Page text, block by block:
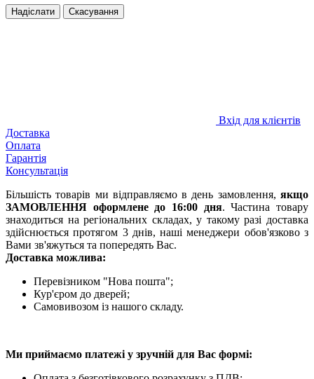
Надіслати Скасування
Вхід для клієнтів
Доставка
Оплата
Гарантія
Консультація
Більшість товарів ми відправляємо в день замовлення, якщо
ЗАМОВЛЕННЯ оформлене до 16:00 дня. Частина товару
знаходиться на регіональних складах, у такому разі доставка
здійснюється протягом 3 днів, наші менеджери обов'язково з
Вами зв'яжуться та попередять Вас.
Доставка можлива:
Перевізником "Нова пошта";
Кур'єром до дверей;
Самовивозом із нашого складу.
Ми приймаємо платежі у зручній для Вас формі: